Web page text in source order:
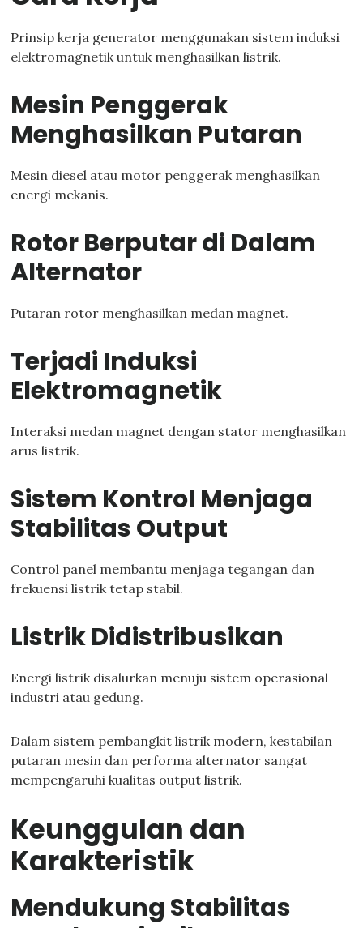
Prinsip kerja generator menggunakan sistem induksi
elektromagnetik untuk menghasilkan listrik.
Mesin Penggerak
Menghasilkan Putaran
Mesin diesel atau motor penggerak menghasilkan
energi mekanis.
Rotor Berputar di Dalam
Alternator
Putaran rotor menghasilkan medan magnet.
Terjadi Induksi
Elektromagnetik
Interaksi medan magnet dengan stator menghasilkan
arus listrik.
Sistem Kontrol Menjaga
Stabilitas Output
Control panel membantu menjaga tegangan dan
frekuensi listrik tetap stabil.
Listrik Didistribusikan
Energi listrik disalurkan menuju sistem operasional
industri atau gedung.
Dalam sistem pembangkit listrik modern, kestabilan
putaran mesin dan performa alternator sangat
mempengaruhi kualitas output listrik.
Keunggulan dan
Karakteristik
Mendukung Stabilitas